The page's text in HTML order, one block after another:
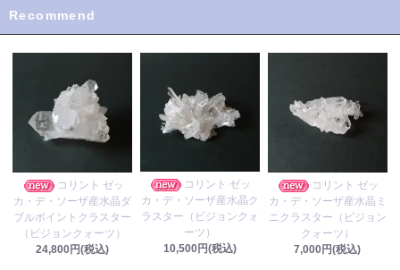
Recommend
コリント ゼッ
カ・デ・ソーザ産水晶ダ
ブルポイントクラスター
（ビジョンクォーツ）
24,800円(税込)
コリント ゼッ
カ・デ・ソーザ産水晶ク
ラスター（ビジョンクォ
ーツ）
10,500円(税込)
コリント ゼッ
カ・デ・ソーザ産水晶ミ
ニクラスター（ビジョン
クォーツ）
7,000円(税込)